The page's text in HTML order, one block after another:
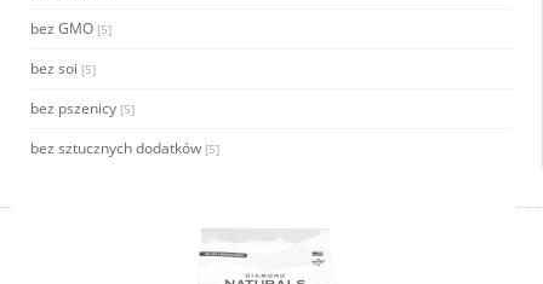
bez GMO [5]
bez soi [5]
bez pszenicy [5]
bez sztucznych dodatków [5]